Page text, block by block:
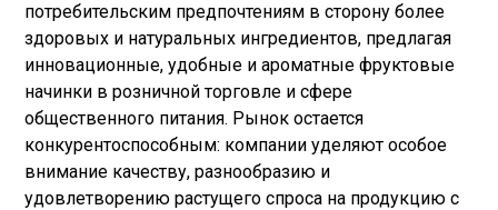
потребительским предпочтениям в сторону более
здоровых и натуральных ингредиентов, предлагая
инновационные, удобные и ароматные фруктовые
начинки в розничной торговле и сфере
общественного питания. Рынок остается
конкурентоспособным: компании уделяют особое
внимание качеству, разнообразию и
удовлетворению растущего спроса на продукцию с